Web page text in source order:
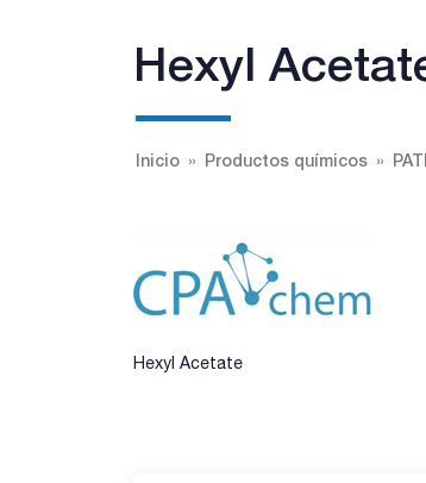
Hexyl
Inicio Productos químicos
Hexyl Acetate